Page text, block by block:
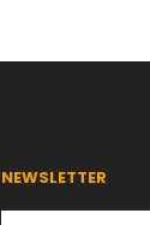
NEWSLETTER